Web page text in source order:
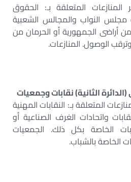
المتعلقة بـ: الحقوق
مجلس النواب والمجالس الشعبية
من أراضى الجمهورية أو الحرمان من
الوصول. المنازعات.
الثانية) نقابات وجمعيات
المتعلقة بـ: النقابات المهنية
واتحادات الغرف الصناعية أو
الخاصة بكل ذلك. الجمعيات
الخاصة بالشباب.